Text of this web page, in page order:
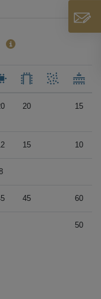
20 15
15 10
45 60
50